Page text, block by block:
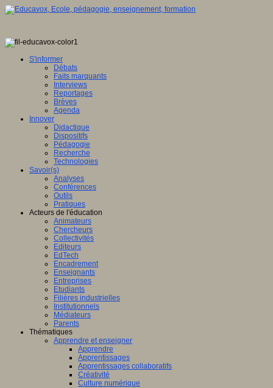
S'informer
Débats
Faits marquants
Interviews
Reportages
Brèves
Agenda
Innover
Didactique
Dispositifs
Pédagogie
Recherche
Technologies
Savoir(s)
Analyses
Conférences
Outils
Pratiques
Acteurs de l'éducation
Animateurs
Chercheurs
Collectivités
Editeurs
EdTech
Encadrement
Enseignants
Entreprises
Etudiants
Filières industrielles
Institutionnels
Médiateurs
Parents
Thématiques
Apprendre et enseigner
Apprendre
Apprentissages
Apprentissages collaboratifs
Créativité
Culture numérique